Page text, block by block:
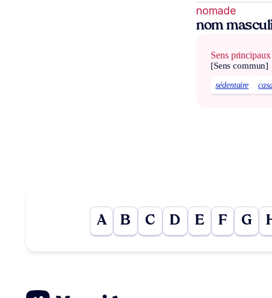
nomade
nom
Sens principaux
[Sens commun]
sédentaire
A B C D E F G